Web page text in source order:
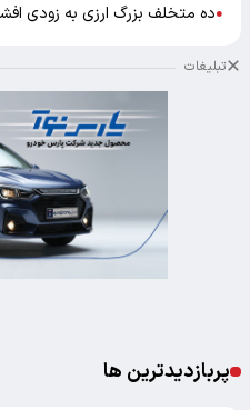
●ده متخلف بزرگ ارزی به زودی
تبلیغات
پربازدیدترین ها